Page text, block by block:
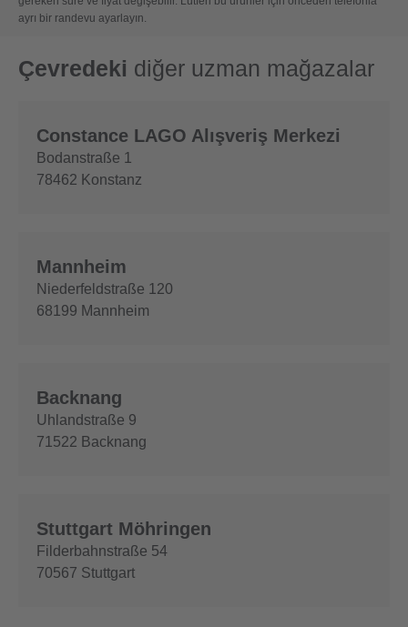
ayrı bir randevu ayarlayın.
Çevredeki diğer uzman mağazalar
Constance LAGO Alışveriş Merkezi
Bodanstraße 1
78462 Konstanz
Mannheim
Niederfeldstraße 120
68199 Mannheim
Backnang
Uhlandstraße 9
71522 Backnang
Stuttgart Möhringen
Filderbahnstraße 54
70567 Stuttgart